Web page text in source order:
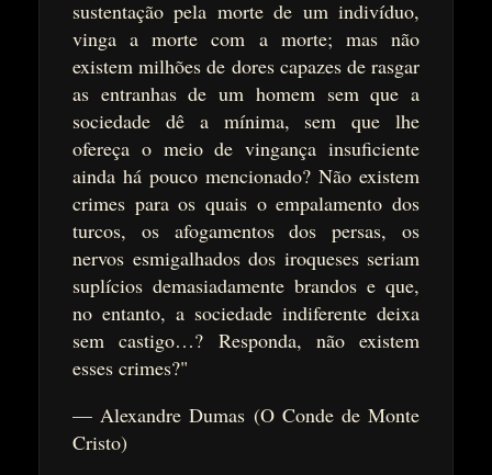
sustentação pela morte de um indivíduo,
vinga a morte com a morte; mas não
existem milhões de dores capazes de rasgar
as entranhas de um homem sem que a
sociedade dê a mínima, sem que lhe
ofereça o meio de vingança insuficiente
ainda há pouco mencionado? Não existem
crimes para os quais o empalamento dos
turcos, os afogamentos dos persas, os
nervos esmigalhados dos iroqueses seriam
suplícios demasiadamente brandos e que,
no entanto, a sociedade indiferente deixa
sem castigo…? Responda, não existem
esses crimes?"
— Alexandre Dumas (O Conde de Monte
Cristo)